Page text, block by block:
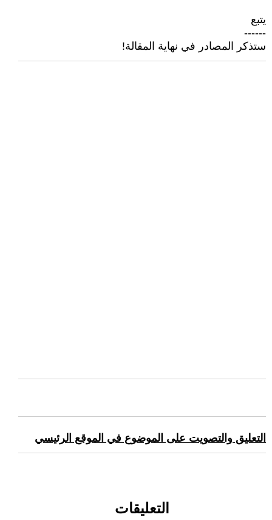
يتبع
------
ستذكر المصادر في نهاية المقالة!
التعليق والتصويت على الموضوع في الموقع الرئيسي
التعليقات